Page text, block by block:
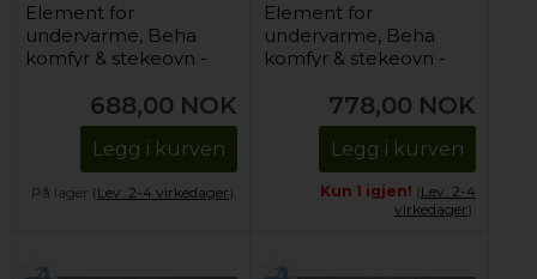
Element for
undervarme, Beha
komfyr & stekeovn -
688,00 NOK
Legg i kurven
På lager (Lev. 2-4 virkedager).
Element for
undervarme, Beha
komfyr & stekeovn -
778,00 NOK
Legg i kurven
Kun 1 igjen! (Lev. 2-4
virkedager).